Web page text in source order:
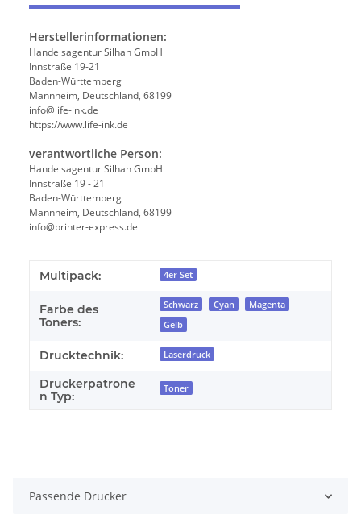
Herstellerinformationen:
Handelsagentur Silhan GmbH
Innstraße 19-21
Baden-Württemberg
Mannheim, Deutschland, 68199
info@life-ink.de
https://www.life-ink.de
verantwortliche Person:
Handelsagentur Silhan GmbH
Innstraße 19 - 21
Baden-Württemberg
Mannheim, Deutschland, 68199
info@printer-express.de
Multipack: 4er Set
Farbe des
Toners:
Schwarz Cyan
Magenta
Gelb
Drucktechnik: Laserdruck
Druckerpatrone
n Typ:
Toner
Passende Drucker